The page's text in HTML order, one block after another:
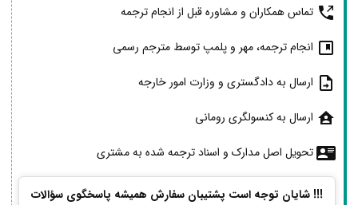
تماس همکاران و مشاوره قبل از انجام ترجمه
انجام ترجمه، مهر و پلمپ توسط مترجم رسمی
ارسال به دادگستری و وزارت امور خارجه
ارسال به کنسولگری رومانی
تحویل اصل مدارک و اسناد ترجمه شده به مشتری
!!! شایان توجه است پشتیبان سفارش همیشه پاسخگوی سؤالات